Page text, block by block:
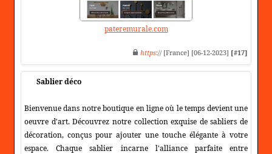
pateremurale.com
https:// [France] [06-12-2023] [#17]
Sablier déco
Bienvenue dans notre boutique en ligne où le temps devient une
oeuvre d'art. Découvrez notre collection exquise de sabliers de
décoration, conçus pour ajouter une touche élégante à votre
espace. Chaque sablier incarne l'alliance parfaite entre